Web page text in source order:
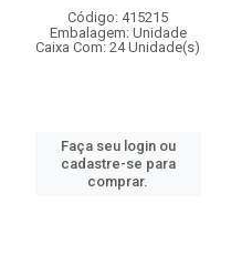
Código: 415215
Embalagem: Unidade
Caixa Com: 24 Unidade(s)
Faça seu login ou
cadastre-se para
comprar.